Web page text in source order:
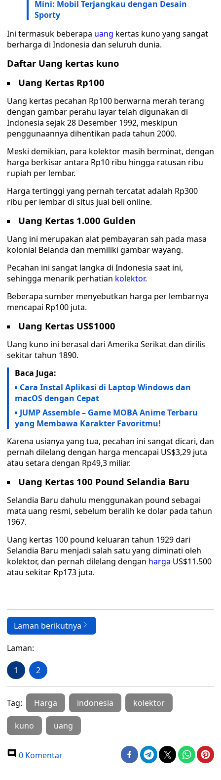
Mini: Mobil Terjangkau dengan Desain
Sporty
Ini termasuk beberapa uang kertas kuno yang sangat
berharga di Indonesia dan seluruh dunia.
Daftar Uang kertas kuno
Uang Kertas Rp100
Uang kertas pecahan Rp100 berwarna merah terang
dengan gambar perahu layar telah digunakan di
Indonesia sejak 28 Desember 1992, meskipun
penggunaannya dihentikan pada tahun 2000.
Meski demikian, para kolektor masih berminat, dengan
harga berkisar antara Rp10 ribu hingga ratusan ribu
rupiah per lembar.
Harga tertinggi yang pernah tercatat adalah Rp300
ribu per lembar di situs jual beli online.
Uang Kertas 1.000 Gulden
Uang ini merupakan alat pembayaran sah pada masa
kolonial Belanda dan memiliki gambar wayang.
Pecahan ini sangat langka di Indonesia saat ini,
sehingga menarik perhatian kolektor.
Beberapa sumber menyebutkan harga per lembarnya
mencapai Rp100 juta.
Uang Kertas US$1000
Uang kuno ini berasal dari Amerika Serikat dan dirilis
sekitar tahun 1890.
Baca Juga:
Cara Instal Aplikasi di Laptop Windows dan
macOS dengan Cepat
JUMP Assemble – Game MOBA Anime Terbaru
yang Membawa Karakter Favoritmu!
Karena usianya yang tua, pecahan ini sangat dicari, dan
pernah dilelang dengan harga mencapai US$3,29 juta
atau setara dengan Rp49,3 miliar.
Uang Kertas 100 Pound Selandia Baru
Selandia Baru dahulu menggunakan pound sebagai
mata uang resmi, sebelum beralih ke dolar pada tahun
1967.
Uang kertas 100 pound keluaran tahun 1929 dari
Selandia Baru menjadi salah satu yang diminati oleh
kolektor, dan pernah dilelang dengan harga US$11.500
atau sekitar Rp173 juta.
Laman berikutnya
Laman:
1 2
Tag: Harga indonesia kolektor
kuno uang
0 Komentar